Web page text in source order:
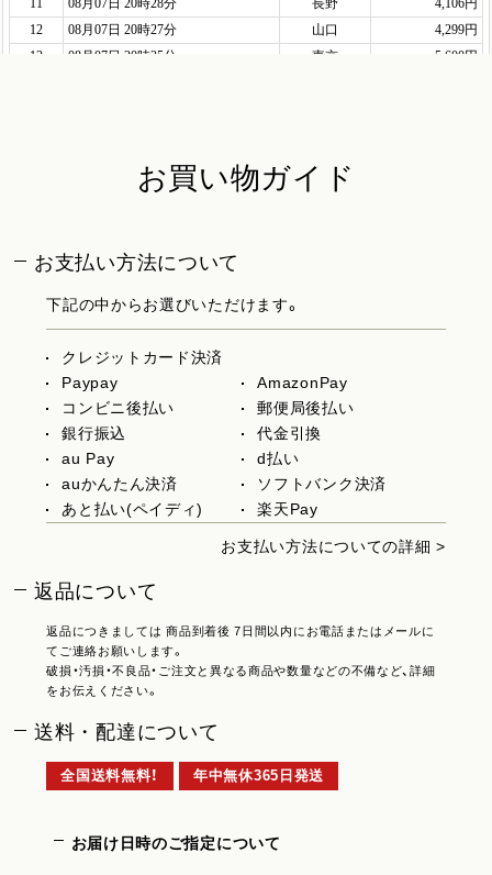
お買い物ガイド
お支払い方法について
下記の中からお選びいただけます。
クレジットカード決済
Paypay
AmazonPay
コンビニ後払い
郵便局後払い
銀行振込
代金引換
au Pay
d払い
auかんたん決済
ソフトバンク決済
あと払い(ペイディ)
楽天Pay
お支払い方法についての詳細 >
返品について
返品につきましては 商品到着後 7日間以内にお電話またはメールに
てご連絡お願いします。
破損・汚損・不良品・ご注文と異なる商品や数量などの不備など、詳細
をお伝えください。
送料・配達について
全国送料無料！ 年中無休365日発送
お届け日時のご指定について